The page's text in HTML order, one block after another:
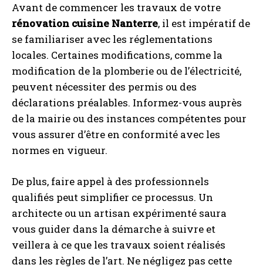
Avant de commencer les travaux de votre
rénovation cuisine Nanterre, il est impératif de
se familiariser avec les réglementations
locales. Certaines modifications, comme la
modification de la plomberie ou de l’électricité,
peuvent nécessiter des permis ou des
déclarations préalables. Informez-vous auprès
de la mairie ou des instances compétentes pour
vous assurer d’être en conformité avec les
normes en vigueur.
De plus, faire appel à des professionnels
qualifiés peut simplifier ce processus. Un
architecte ou un artisan expérimenté saura
vous guider dans la démarche à suivre et
veillera à ce que les travaux soient réalisés
dans les règles de l’art. Ne négligez pas cette